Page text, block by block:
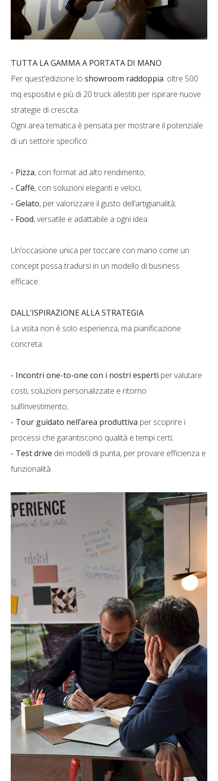
TUTTA LA GAMMA A PORTATA DI MANO
Per quest’edizione loshowroom raddoppia: oltre 500
mq espositivi e più di 20 truck allestiti per ispirare nuove
strategie di crescita.
Ogni area tematica è pensata per mostrare il potenziale
di un settore specifico: ​
- Pizza, con format ad alto rendimento;
- Caffè, con soluzioni eleganti e veloci;
- Gelato, per valorizzare il gusto dell’artigianalità;
- Food, versatile e adattabile a ogni idea.
Un’occasione unica per toccare con mano come un
concept possa tradursi in un modello di business
efficace.
DALL’ISPIRAZIONE ALLA STRATEGIA
La visita non è solo esperienza, ma pianificazione
concreta:
- Incontri one-to-one con i nostri esperti per valutare
costi, soluzioni personalizzate e ritorno
sull’investimento;
- Tour guidato nell’area produttiva per scoprire i
processi che garantiscono qualità e tempi certi;
- Test drive dei modelli di punta, per provare efficienza e
funzionalità.